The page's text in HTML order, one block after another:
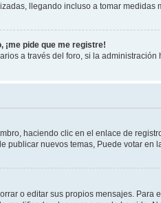
llegando incluso a tomar medidas
¡me pide que me registre!
a través del foro, si la
haciendo clic en el enlace de
publicar nuevos temas, Puede votar en
o editar sus propios mensajes. Para